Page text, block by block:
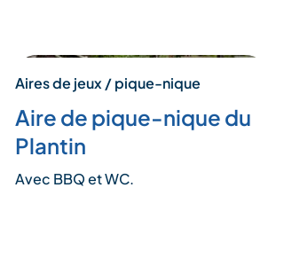
Aires de jeux / pique-nique
Aire de pique-nique du
Plantin
Avec BBQ et WC.